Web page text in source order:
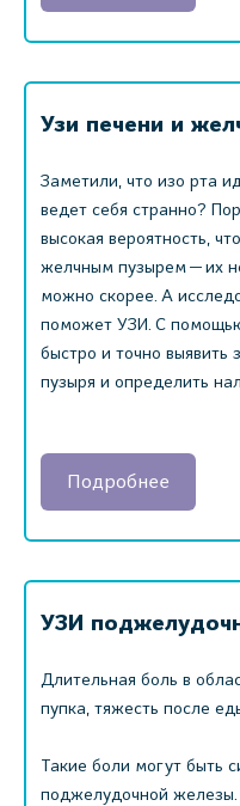
Узи печени и
Заметили, что изо рта
ведет себя странно?
высокая вероятность,
желчным пузырем — их
можно скорее. А
поможет УЗИ. С
быстро и точно выявить
пузыря и определить
Подробнее
УЗИ
Длительная боль в
пупка, тяжесть после
Такие боли могут быть
поджелудочной железы.